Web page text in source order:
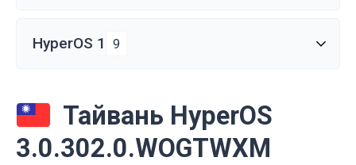
HyperOS 1 9
Тайвань HyperOS
3.0.302.0.WOGTWXM